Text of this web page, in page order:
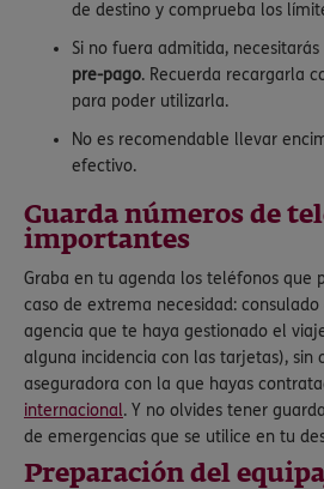
de destino y comprueba los
Si no fuera admitida,
pre-pago. Recuerda recargarla
para poder utilizarla.
No es recomendable llevar
efectivo.
Guarda números de
importantes
Graba en tu agenda los teléfonos que
caso de extrema necesidad:
agencia que te haya gestionado el
alguna incidencia con las tarjetas),
aseguradora con la que hayas
internacional. Y no olvides tener
de emergencias que se utilice en tu
Preparación del